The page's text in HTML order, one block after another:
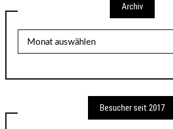
Archiv
Besucher seit 2017